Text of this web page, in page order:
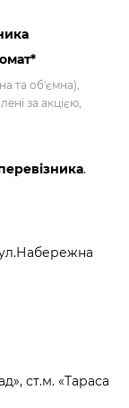
та об'ємна),
за акцією,
.
ст.м. «Тараса